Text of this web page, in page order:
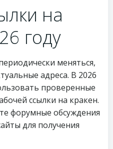
на
году
меняться,
адреса. В 2026
проверенные
ссылки на кракен.
форумные обсуждения
для получения